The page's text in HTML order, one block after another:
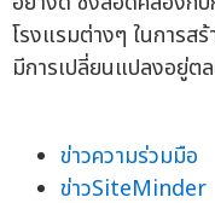
โรงแรมต่างๆ ในการส
มีการเปลี่ยนแปลงอยู่ต
ข่าวความร่วมมือ
ข่าวSiteMinder